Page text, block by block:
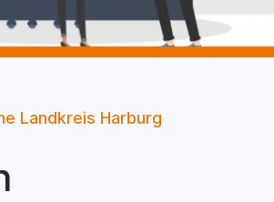
Landkreis Harburg